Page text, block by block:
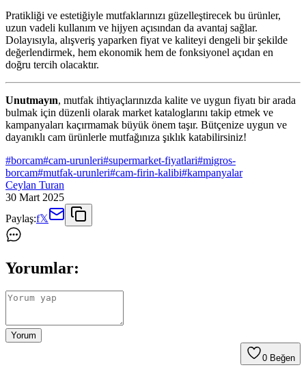
Pratikliği ve estetiğiyle mutfaklarınızı güzelleştirecek bu ürünler,
uzun vadeli kullanım ve hijyen açısından da avantaj sağlar.
Dolayısıyla, alışveriş yaparken fiyat ve kaliteyi dengeli bir şekilde
değerlendirmek, hem ekonomik hem de fonksiyonel açıdan en
doğru tercih olacaktır.
Unutmayın, mutfak ihtiyaçlarınızda kalite ve uygun fiyatı bir arada
bulmak için düzenli olarak market kataloglarını takip etmek ve
kampanyaları kaçırmamak büyük önem taşır. Bütçenize uygun ve
dayanıklı cam ürünlerle mutfağınıza şıklık katabilirsiniz!
#borcam#cam-urunleri#supermarket-fiyatlari#migros-
borcam#mutfak-urunleri#cam-firin-kalibi#kampanyalar
Ceylan Turan
30 Mart 2025
Paylaş:f𝕏
Yorumlar:
Yorum
0 Beğen